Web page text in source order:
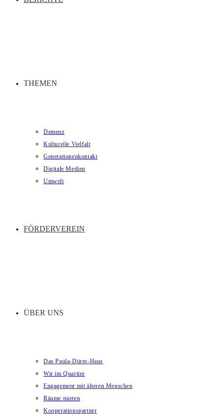
THEMEN
Demenz
Kulturelle Vielfalt
Generationenkontakt
Digitale Medien
Umwelt
FÖRDERVEREIN
ÜBER UNS
Das Paula-Dürre-Haus
Wir im Quartier
Engagement mit älteren Menschen
Räume mieten
Kooperationspartner